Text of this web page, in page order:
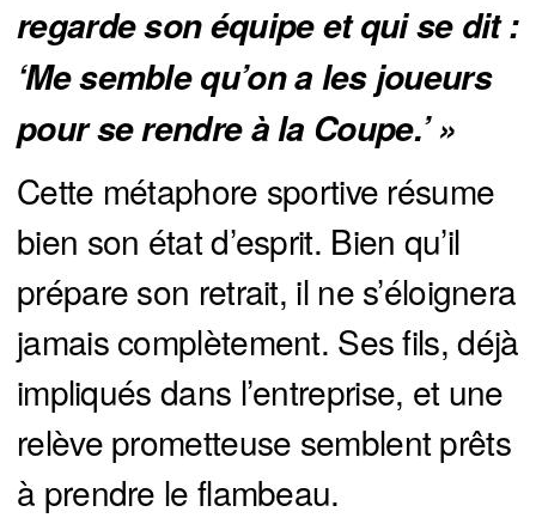
regarde son équipe et qui se dit :
‘Me semble qu’on a les joueurs
pour se rendre à la Coupe.’ »
Cette métaphore sportive résume
bien son état d’esprit. Bien qu’il
prépare son retrait, il ne s’éloignera
jamais complètement. Ses fils, déjà
impliqués dans l’entreprise, et une
relève prometteuse semblent prêts
à prendre le flambeau.